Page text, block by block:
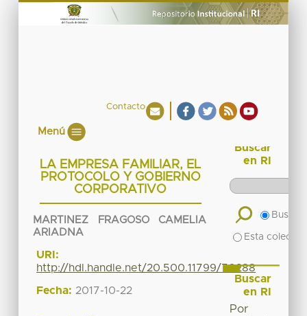
Contacto
Menú
LA EMPRESA FAMILIAR, EL
PROTOCOLO Y GOBIERNO
CORPORATIVO
MARTINEZ FRAGOSO CAMELIA
ARIADNA
URI:
http://hdl.handle.net/20.500.11799/70288
Fecha: 2017-10-22
Buscar
en RI
Buscar
Esta
Buscar
en RI
Por